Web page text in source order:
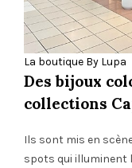
La boutique By Lupa
Des bijoux
collections
Ils sont mis en
spots qui illuminent